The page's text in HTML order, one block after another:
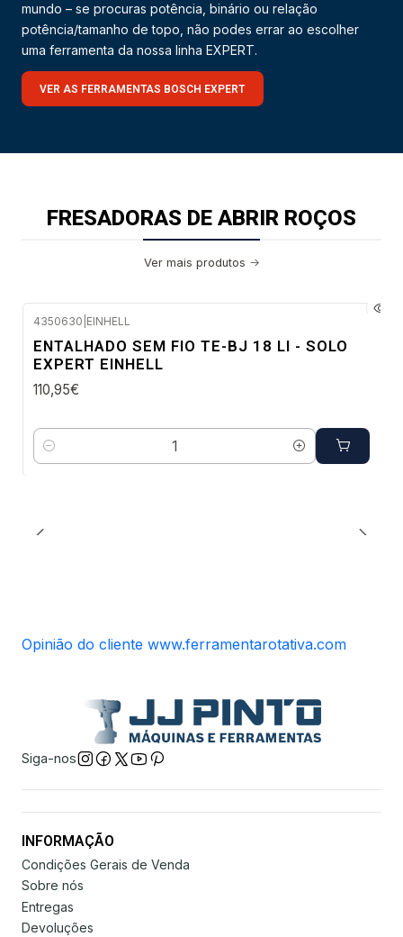
mundo – se procuras potência, binário ou relação
potência/tamanho de topo, não podes errar ao escolher
uma ferramenta da nossa linha EXPERT.
VER AS FERRAMENTAS BOSCH EXPERT
FRESADORAS DE ABRIR ROÇOS
Ver mais produtos
4350630 EINHELL
ENTALHADO SEM FIO TE-BJ 18 LI - SOLO
EXPERT EINHELL
110,95€
Quantidade
Opinião do cliente www.ferramentarotativa.com
Siga-nos
INFORMAÇÃO
Condições Gerais de Venda
Sobre nós
Entregas
Devoluções